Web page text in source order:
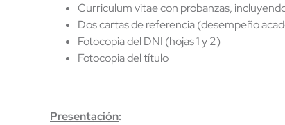
Curriculum vitae con probanzas,
Dos cartas de referencia (desempeño
Fotocopia del DNI (hojas 1 y 2)
Fotocopia del título
Presentación: